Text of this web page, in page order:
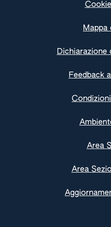
Mappa
Dichiarazione
Feedback
Area
Area